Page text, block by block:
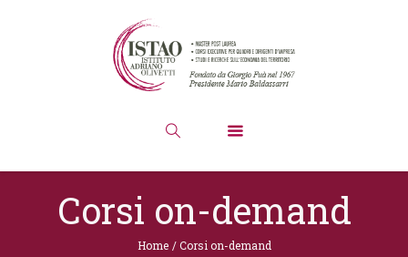
Corsi on-demand
Home /Corsi on-demand